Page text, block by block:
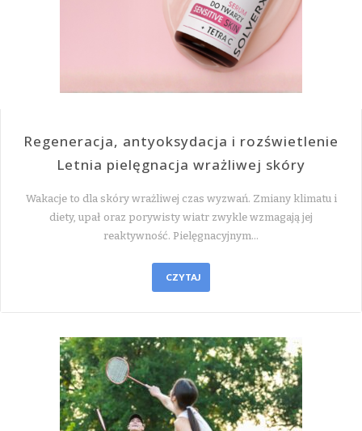
Regeneracja, antyoksydacja i rozświetlenie
Letnia pielęgnacja wrażliwej skóry
Wakacje to dla skóry wrażliwej czas wyzwań. Zmiany klimatu i
diety, upał oraz porywisty wiatr zwykle wzmagają jej
reaktywność. Pielęgnacyjnym…
CZYTAJ